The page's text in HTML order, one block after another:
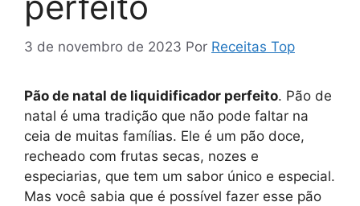
3 de novembro de 2023 Por Receitas Top
Pão de natal de liquidificador perfeito. Pão de
natal é uma tradição que não pode faltar na
ceia de muitas famílias. Ele é um pão doce,
recheado com frutas secas, nozes e
especiarias, que tem um sabor único e especial.
Mas você sabia que é possível fazer esse pão